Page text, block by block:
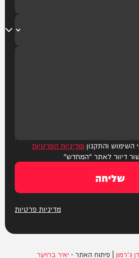
והתקנון ומדיניות הפרטיות
דיוור לאתר "המחדש"
שליחה
מדיניות פרטיות
ג'רמון | פיתוח האתר -יאיר ברויער